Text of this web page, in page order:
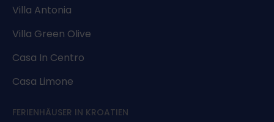
Villa Antonia
Villa Green Olive
Casa In Centro
Casa Limone
FERIENHÄUSER IN KROATIEN